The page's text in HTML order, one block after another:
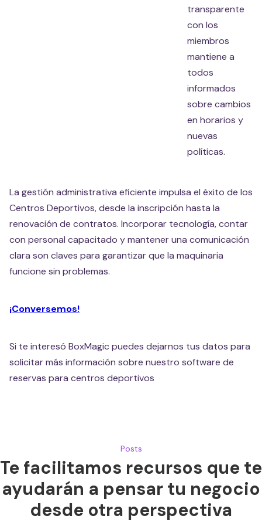
transparente
con los
miembros
mantiene a
todos
informados
sobre cambios
en horarios y
nuevas
políticas.
La gestión administrativa eficiente impulsa el éxito de los
Centros Deportivos, desde la inscripción hasta la
renovación de contratos. Incorporar tecnología, contar
con personal capacitado y mantener una comunicación
clara son claves para garantizar que la maquinaria
funcione sin problemas.
¡Conversemos!
Si te interesó BoxMagic puedes dejarnos tus datos para
solicitar más información sobre nuestro software de
reservas para centros deportivos
Posts
Te facilitamos recursos que te
ayudarán a pensar tu negocio
desde otra perspectiva